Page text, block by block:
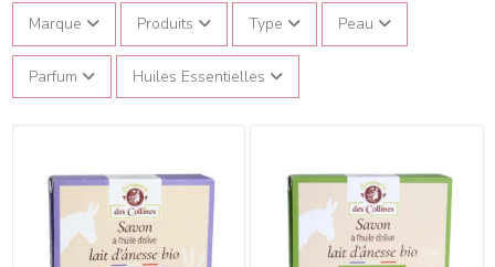
Marque Produits Type Peau
Parfum Huiles Essentielles